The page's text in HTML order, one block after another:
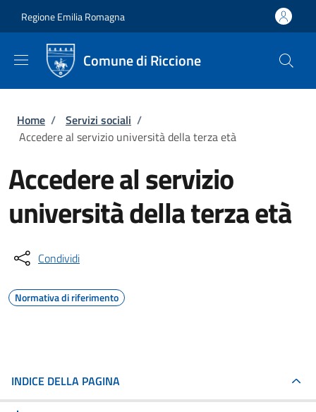
Regione Emilia Romagna
Comune di Riccione
Briciole di pane
Home / Servizi sociali /
Accedere al servizio università della terza età
Accedere al servizio
università della terza età
Condividi
Normativa di riferimento
INDICE DELLA PAGINA